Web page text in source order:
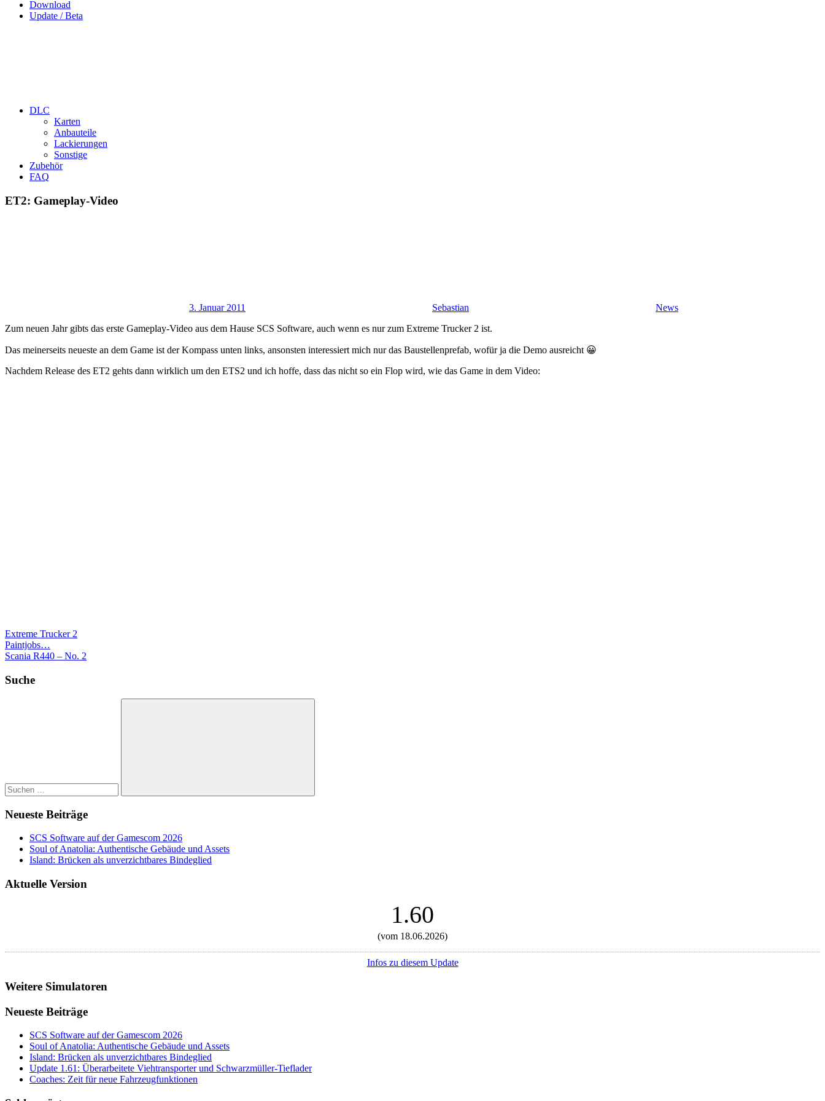
Download
Update / Beta
DLC
Karten
Anbauteile
Lackierungen
Sonstige
Zubehör
FAQ
ET2: Gameplay-Video
3. Januar 2011 Sebastian
News
Zum neuen Jahr gibts das erste Gameplay-Video aus dem Hause SCS Software, auch wenn es nur zum Extreme Trucker 2 ist.
Das meinerseits neueste an dem Game ist der Kompass unten links, ansonsten interessiert mich nur das Baustellenprefab, wofür ja die Demo ausreicht 😀
Nachdem Release des ET2 gehts dann wirklich um den ETS2 und ich hoffe, dass das nicht so ein Flop wird, wie das Game in dem Video:
Extreme Trucker 2
Beitrags-
Navigation
Vorheriger
Beitrag:
Paintjobs…
Nächster
Scania R440 – No. 2
Suche
Suchen
Neueste Beiträge
SCS Software auf der Gamescom 2026
Soul of Anatolia: Authentische Gebäude und Assets
Island: Brücken als unverzichtbares Bindeglied
Aktuelle Version
1.60
(vom 18.06.2026)
Infos zu diesem Update
Weitere Simulatoren
Neueste Beiträge
SCS Software auf der Gamescom 2026
Soul of Anatolia: Authentische Gebäude und Assets
Island: Brücken als unverzichtbares Bindeglied
Update 1.61: Überarbeitete Viehtransporter und Schwarzmüller-Tieflader
Coaches: Zeit für neue Fahrzeugfunktionen